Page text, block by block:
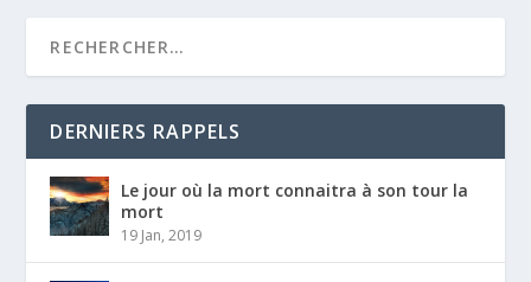
DERNIERS RAPPELS
Le jour où la mort connaitra à son tour la
mort
19 Jan, 2019